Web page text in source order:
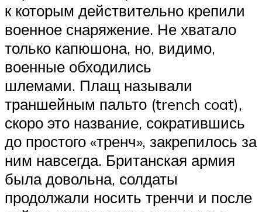
к которым действительно крепили
военное снаряжение. Не хватало
только капюшона, но, видимо,
военные обходились
шлемами. Плащ называли
траншейным пальто (trench coat),
скоро это название, сократившись
до простого «тренч», закрепилось за
ним навсегда. Британская армия
была довольна, солдаты
продолжали носить тренчи и после